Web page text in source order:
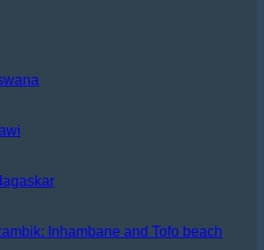
Inhambane and Tofo beach